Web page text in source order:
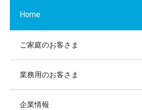
Home
ご家庭のお客さま
業務用のお客さま
企業情報